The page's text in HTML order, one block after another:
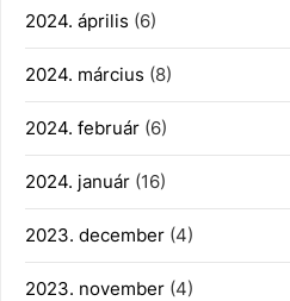
2024. április (6)
2024. március (8)
2024. február (6)
2024. január (16)
2023. december (4)
2023. november (4)